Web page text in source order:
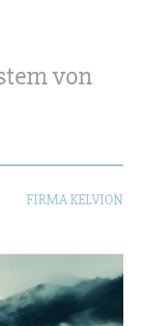
von
FIRMA KELVION